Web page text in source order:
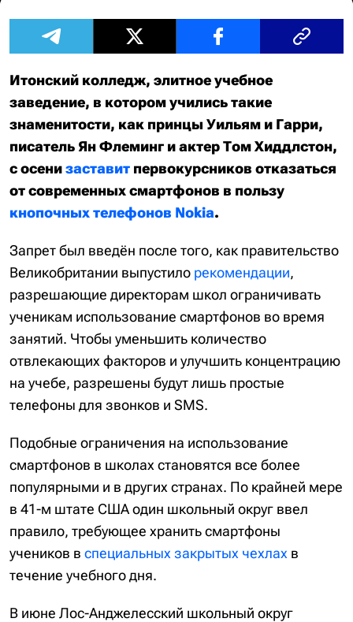
Итонский колледж, элитное учебное
заведение, в котором учились такие
знаменитости, как принцы Уильям и Гарри,
писатель Ян Флеминг и актер Том Хиддлстон,
с осенизаставит первокурсников отказаться
от современных смартфонов в пользу
кнопочных телефонов Nokia.
Запрет был введён после того, как правительство
Великобритании выпустило рекомендации,
разрешающие директорам школ ограничивать
ученикам использование смартфонов во время
занятий. Чтобы уменьшить количество
отвлекающих факторов и улучшить концентрацию
на учебе, разрешены будут лишь простые
телефоны для звонков и SMS.
Подобные ограничения на использование
смартфонов в школах становятся все более
популярными и в других странах. По крайней мере
в 41-м штате США один школьный округ ввел
правило, требующее хранить смартфоны
учеников в специальных закрытых чехлах в
течение учебного дня.
В июне Лос-Анджелесский школьный округ